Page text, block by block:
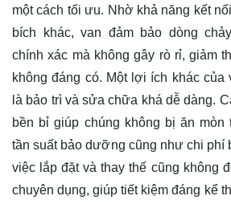
một cách tối ưu. Nhờ khả năng kết
bích khác, van đảm bảo dòng
chính xác mà không gây rò rỉ, giảm
không đáng có. Một lợi ích khác của
là bảo trì và sửa chữa khá dễ dàng.
bền bỉ giúp chúng không bị ăn mòn
tần suất bảo dưỡng cũng như chi phí
việc lắp đặt và thay thế cũng không
chuyên dụng, giúp tiết kiệm đáng kể